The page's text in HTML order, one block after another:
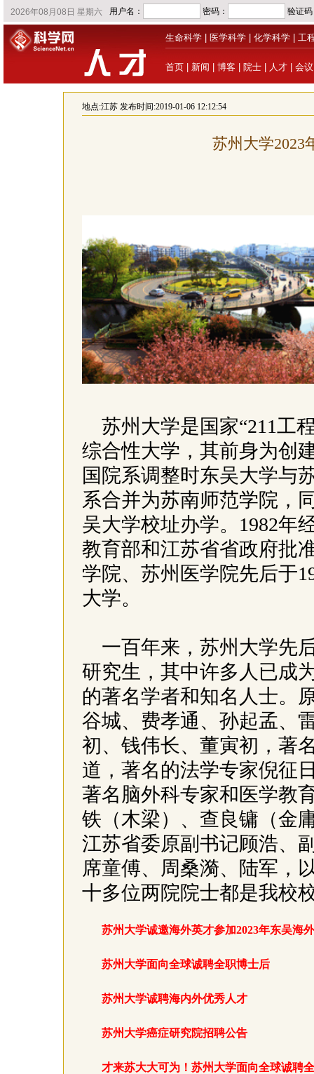
生命科学 医学科学 化学科学 工
首页 新闻 博客 院士 人才 会议
地点:江苏发布时间:2019-01-06 12:12:54
苏州大学2023
苏州大学是国家“211工
综合性大学，其前身为创
国院系调整时东吴大学与
系合并为苏南师范学院，
吴大学校址办学。1982年
教育部和江苏省省政府批
学院、苏州医学院先后于
大学。
一百年来，苏州大学先
研究生，其中许多人已成
的著名学者和知名人士。
谷城、费孝通、孙起孟、
初、钱伟长、董寅初，著
道，著名的法学专家倪征
著名脑外科专家和医学教
铁（木梁）、查良镛（金
江苏省委原副书记顾浩、
席童傅、周桑漪、陆军，
十多位两院院士都是我校
苏州大学诚邀海外英才参加2023年东吴海
苏州大学面向全球诚聘全职博士后
苏州大学诚聘海内外优秀人才
苏州大学癌症研究院招聘公告
才来苏大大可为！苏州大学面向全球诚聘